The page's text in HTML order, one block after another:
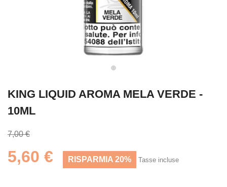
KING LIQUID AROMA MELA VERDE -
10ML
7,00 €
5,60 € RISPARMIA 20% Tasse incluse